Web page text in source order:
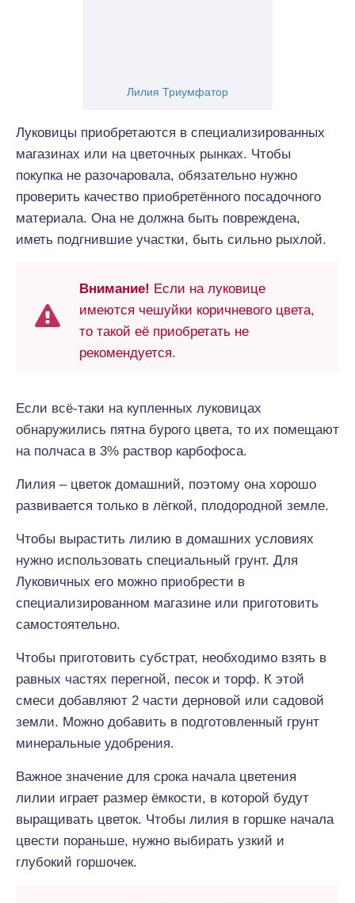
Лилия Триумфатор
Луковицы приобретаются в специализированных
магазинах или на цветочных рынках. Чтобы
покупка не разочаровала, обязательно нужно
проверить качество приобретённого посадочного
материала. Она не должна быть повреждена,
иметь подгнившие участки, быть сильно рыхлой.
Внимание! Если на луковице
имеются чешуйки коричневого цвета,
то такой её приобретать не
рекомендуется.
Если всё-таки на купленных луковицах
обнаружились пятна бурого цвета, то их помещают
на полчаса в 3% раствор карбофоса.
Лилия – цветок домашний, поэтому она хорошо
развивается только в лёгкой, плодородной земле.
Чтобы вырастить лилию в домашних условиях
нужно использовать специальный грунт. Для
Луковичных его можно приобрести в
специализированном магазине или приготовить
самостоятельно.
Чтобы приготовить субстрат, необходимо взять в
равных частях перегной, песок и торф. К этой
смеси добавляют 2 части дерновой или садовой
земли. Можно добавить в подготовленный грунт
минеральные удобрения.
Важное значение для срока начала цветения
лилии играет размер ёмкости, в которой будут
выращивать цветок. Чтобы лилия в горшке начала
цвести пораньше, нужно выбирать узкий и
глубокий горшочек.